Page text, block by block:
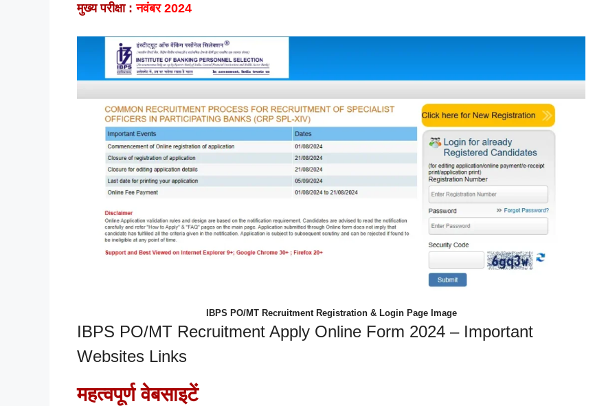
मुख्य परीक्षा :नवंबर 2024
IBPS PO/MT Recruitment Registration & Login Page Image
IBPS PO/MT Recruitment Apply Online Form 2024 – Important
Websites Links
महत्वपूर्ण वेबसाइटें